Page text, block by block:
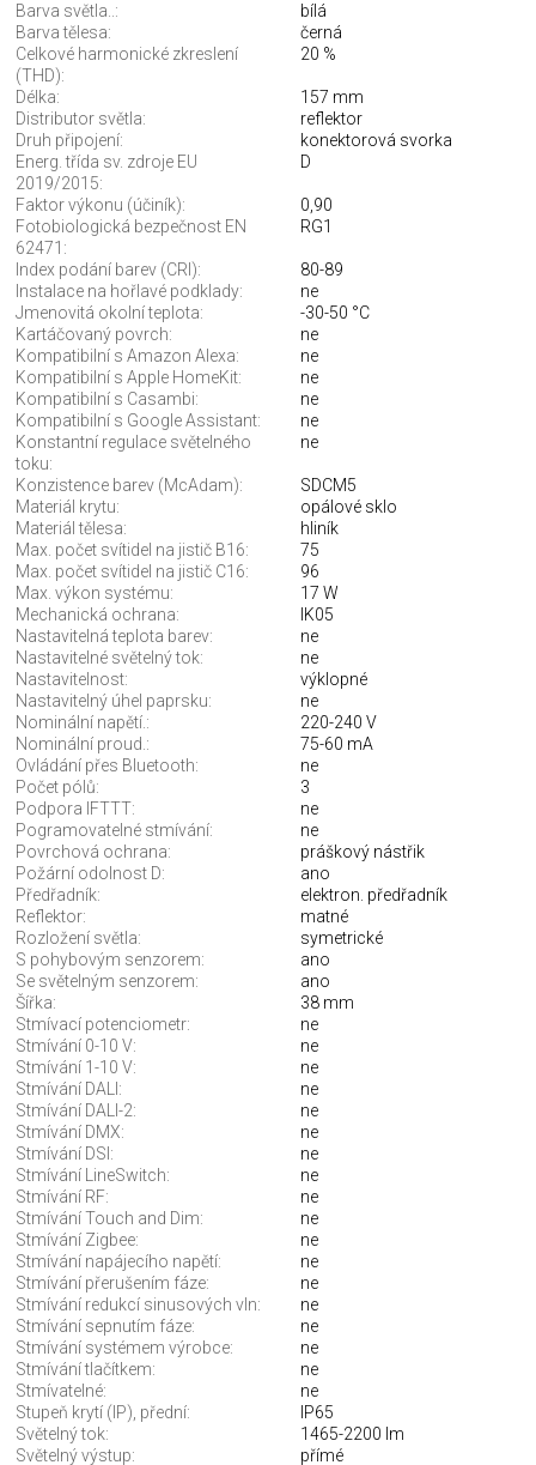
Barva světla..:
bílá
Barva tělesa:
černá
Celkové harmonické zkreslení
(THD):
20 %
Délka:
157 mm
Distributor světla:
reflektor
Druh připojení:
konektorová svorka
Energ. třída sv. zdroje EU
2019/2015:
D
Faktor výkonu (účiník):
0,90
Fotobiologická bezpečnost EN
62471:
RG1
Index podání barev (CRI):
80-89
Instalace na hořlavé podklady:
ne
Jmenovitá okolní teplota:
-30-50 °C
Kartáčovaný povrch:
ne
Kompatibilní s Amazon Alexa:
ne
Kompatibilní s Apple HomeKit:
ne
Kompatibilní s Casambi:
ne
Kompatibilní s Google Assistant:
ne
Konstantní regulace světelného
toku:
ne
Konzistence barev (McAdam):
SDCM5
Materiál krytu:
opálové sklo
Materiál tělesa:
hliník
Max. počet svítidel na jistič B16:
75
Max. počet svítidel na jistič C16:
96
Max. výkon systému:
17 W
Mechanická ochrana:
IK05
Nastavitelná teplota barev:
ne
Nastavitelné světelný tok:
ne
Nastavitelnost:
výklopné
Nastavitelný úhel paprsku:
ne
Nominální napětí.:
220-240 V
Nominální proud.:
75-60 mA
Ovládání přes Bluetooth:
ne
Počet pólů:
3
Podpora IFTTT:
ne
Pogramovatelné stmívání:
ne
Povrchová ochrana:
práškový nástřik
Požární odolnost D:
ano
Předřadník:
elektron. předřadník
Reflektor:
matné
Rozložení světla:
symetrické
S pohybovým senzorem:
ano
Se světelným senzorem:
ano
Šířka:
38 mm
Stmívací potenciometr:
ne
Stmívání 0-10 V:
ne
Stmívání 1-10 V:
ne
Stmívání DALI:
ne
Stmívání DALI-2:
ne
Stmívání DMX:
ne
Stmívání DSI:
ne
Stmívání LineSwitch:
ne
Stmívání RF:
ne
Stmívání Touch and Dim:
ne
Stmívání Zigbee:
ne
Stmívání napájecího napětí:
ne
Stmívání přerušením fáze:
ne
Stmívání redukcí sinusových vln:
ne
Stmívání sepnutím fáze:
ne
Stmívání systémem výrobce:
ne
Stmívání tlačítkem:
ne
Stmívatelné:
ne
Stupeň krytí (IP), přední:
IP65
Světelný tok:
1465-2200 lm
Světelný výstup:
přímé